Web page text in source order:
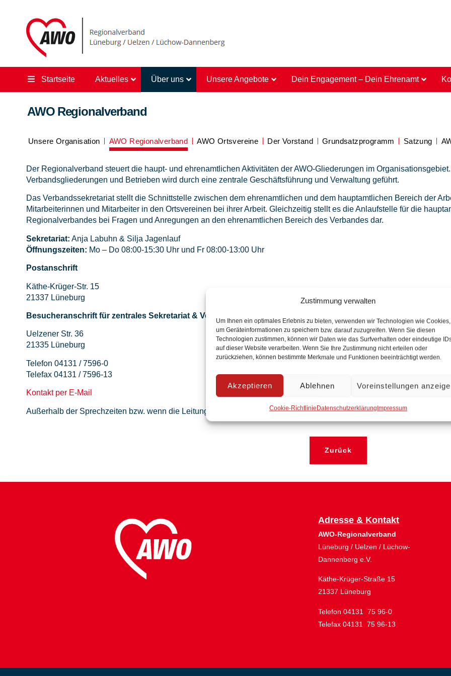
Zustimmung verwalten
Um Ihnen ein optimales Erlebnis zu bieten, verwenden wir Technologien wie Cookies,
um Geräteinformationen zu speichern bzw. darauf zuzugreifen. Wenn Sie diesen
Technologien zustimmen, können wir Daten wie das Surfverhalten oder eindeutige
auf dieser Website verarbeiten. Wenn Sie Ihre Zustimmung nicht erteilen oder
zurückziehen, können bestimmte Merkmale und Funktionen beeinträchtigt werden.
Akzeptieren Ablehnen Voreinstellungen
Cookie-Richtlinie DatenschutzerklärungImpressum
Startseite Aktuelles Über uns Unsere Angebote Dein Engagement – Dein Ehrenamt
AWO Regionalverband
Unsere Organisation AWO Regionalverband AWO Ortsvereine Der Vorstand Grundsatzprogramm Satzung
Der Regionalverband steuert die haupt- und ehrenamtlichen Aktivitäten der AWO-Gliederungen im
Verbandsgliederungen und Betrieben wird durch eine zentrale Geschäftsführung und Verwaltung geführt.
Das Verbandssekretariat stellt die Schnittstelle zwischen dem ehrenamtlichen und dem hauptamtlichen Bereich der
Mitarbeiterinnen und Mitarbeiter in den Ortsvereinen bei ihrer Arbeit. Gleichzeitig stellt es die Anlaufstelle für die
Regionalverbandes bei Fragen und Anregungen an den ehrenamtlichen Bereich des Verbandes dar.
Sekretariat: Anja Labuhn & Silja Jagenlauf
Öffnungszeiten: Mo – Do 08:00-15:30 Uhr und Fr 08:00-13:00 Uhr
Postanschrift
Käthe-Krüger-Str. 15
21337 Lüneburg
Besucheranschrift für zentrales Sekretariat & Verbandssekretariat
Uelzener Str. 36
21335 Lüneburg
Telefon 04131 / 7596-0
Telefax 04131 / 7596-13
Kontakt per E-Mail
Außerhalb der Sprechzeiten bzw. wenn die Leitungen besetzt sind, steht ein Anrufbeantworter zur Verfügung.
Zurück
Adresse & Kontakt
AWO-Regionalverband
Lüneburg / Uelzen / Lüchow-
Dannenberg e.V.
Käthe-Krüger-Straße 15
21337 Lüneburg
Telefon 04131 75 96-0
Telefax 04131 75 96-13